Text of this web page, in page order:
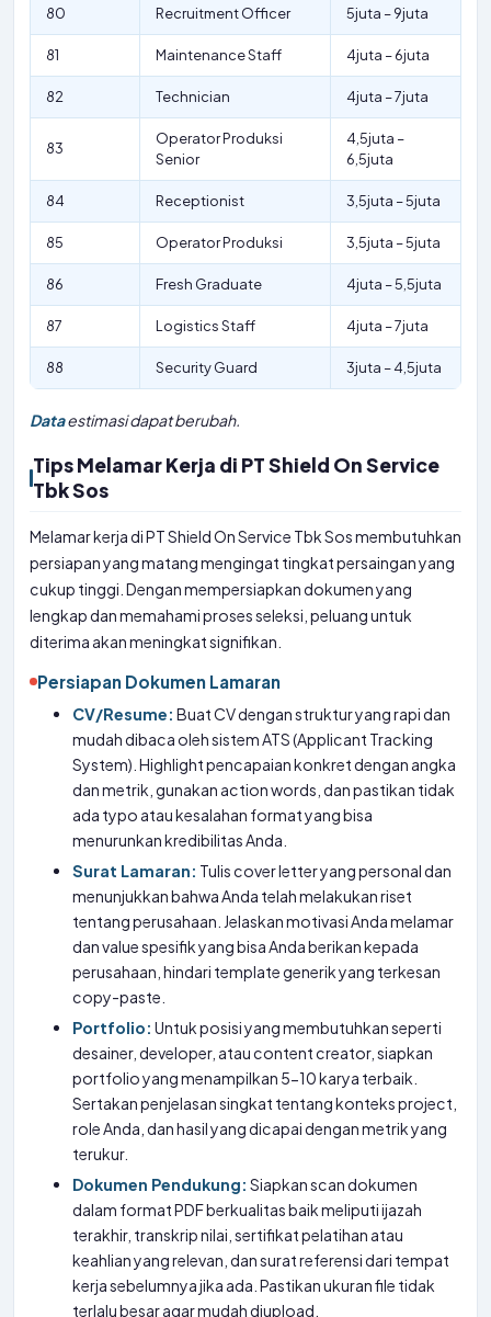
80 Recruitment Officer 5juta – 9juta
81 Maintenance Staff 4juta – 6juta
82 Technician 4juta – 7juta
83
Operator Produksi
Senior
4,5juta –
6,5juta
84 Receptionist 3,5juta – 5juta
85 Operator Produksi 3,5juta – 5juta
86 Fresh Graduate 4juta – 5,5juta
87 Logistics Staff 4juta – 7juta
88 Security Guard 3juta – 4,5juta
Dataestimasi dapat berubah.
Tips Melamar Kerja di PT Shield On Service
Tbk Sos
Melamar kerja di PT Shield On Service Tbk Sos membutuhkan
persiapan yang matang mengingat tingkat persaingan yang
cukup tinggi. Dengan mempersiapkan dokumen yang
lengkap dan memahami proses seleksi, peluang untuk
diterima akan meningkat signifikan.
Persiapan Dokumen Lamaran
CV/Resume: Buat CV dengan struktur yang rapi dan
mudah dibaca oleh sistem ATS (Applicant Tracking
System). Highlight pencapaian konkret dengan angka
dan metrik, gunakan action words, dan pastikan tidak
ada typo atau kesalahan format yang bisa
menurunkan kredibilitas Anda.
Surat Lamaran: Tulis cover letter yang personal dan
menunjukkan bahwa Anda telah melakukan riset
tentang perusahaan. Jelaskan motivasi Anda melamar
dan value spesifik yang bisa Anda berikan kepada
perusahaan, hindari template generik yang terkesan
copy-paste.
Portfolio: Untuk posisi yang membutuhkan seperti
desainer, developer, atau content creator, siapkan
portfolio yang menampilkan 5-10 karya terbaik.
Sertakan penjelasan singkat tentang konteks project,
role Anda, dan hasil yang dicapai dengan metrik yang
terukur.
Dokumen Pendukung: Siapkan scan dokumen
dalam format PDF berkualitas baik meliputi ijazah
terakhir, transkrip nilai, sertifikat pelatihan atau
keahlian yang relevan, dan surat referensi dari tempat
kerja sebelumnya jika ada. Pastikan ukuran file tidak
terlalu besar agar mudah diupload.